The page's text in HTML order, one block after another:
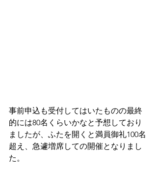
事前申込も受付してはいたものの最終
的には80名くらいかなと予想しており
ましたが、ふたを開くと満員御礼100名
超え、急遽増席しての開催となりまし
た。